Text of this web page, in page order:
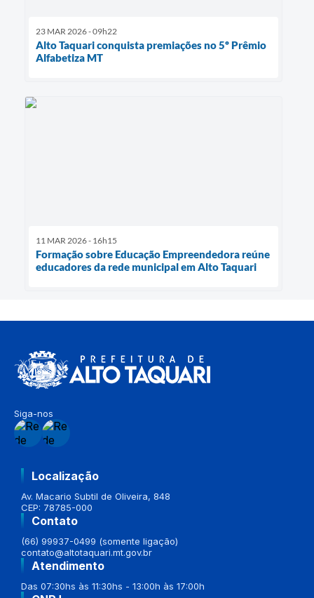
23 MAR 2026 - 09h22
Alto Taquari conquista premiações no 5º Prêmio
Alfabetiza MT
11 MAR 2026 - 16h15
Formação sobre Educação Empreendedora reúne
educadores da rede municipal em Alto Taquari
Siga-nos
Localização
Av. Macario Subtil de Oliveira, 848
CEP: 78785-000
Contato
(66) 99937-0499 (somente ligação)
contato@altotaquari.mt.gov.br
Atendimento
Das 07:30hs às 11:30hs - 13:00h às 17:00h